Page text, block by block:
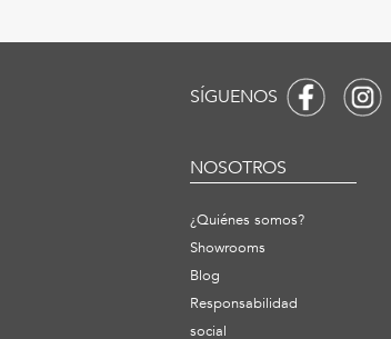
NOSOTROS
¿Quiénes somos?
Showrooms
Blog
Responsabilidad
social
SÍGUENOS